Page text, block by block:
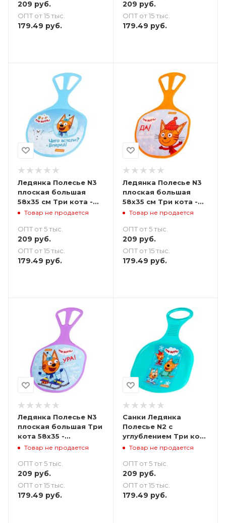
209 руб.
ОПТ от 15 тыс.
179.49 руб.
209 руб.
ОПТ от 15 тыс.
179.49 руб.
Ледянка Полесье N3
плоская большая
58х35 см Три кота -
голубая
Товар не продается
ОПТ от 5 тыс.
209 руб.
ОПТ от 15 тыс.
179.49 руб.
Ледянка Полесье N3
плоская большая
58х35 см Три кота -
оранжевая
Товар не продается
ОПТ от 5 тыс.
209 руб.
ОПТ от 15 тыс.
179.49 руб.
Ледянка Полесье N3
плоская большая Три
кота 58х35 -
фиолетовая
Товар не продается
ОПТ от 5 тыс.
209 руб.
ОПТ от 15 тыс.
179.49 руб.
Санки Ледянка
Полесье N2 с
углублением Три кота
51х33 - бирюзовые
Товар не продается
ОПТ от 5 тыс.
209 руб.
ОПТ от 15 тыс.
179.49 руб.